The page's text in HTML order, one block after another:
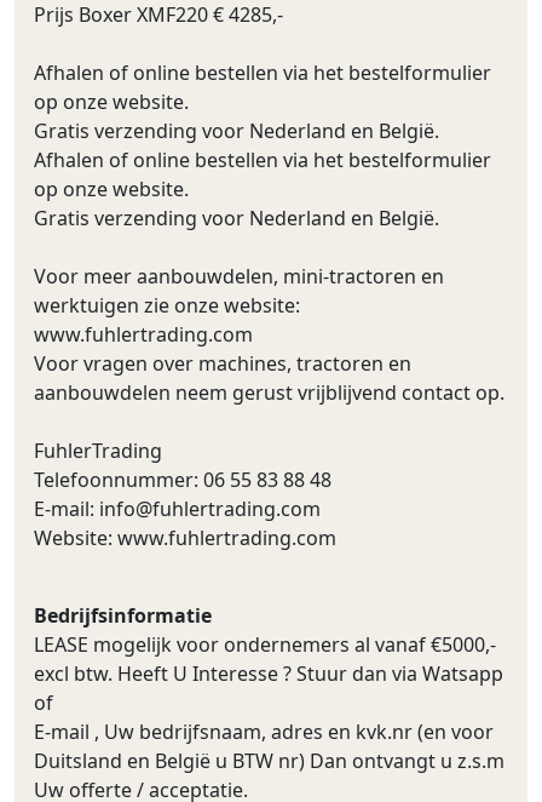
Prijs Boxer XMF220 € 4285,-
Afhalen of online bestellen via het bestelformulier
op onze website.
Gratis verzending voor Nederland en België.
Afhalen of online bestellen via het bestelformulier
op onze website.
Gratis verzending voor Nederland en België.
Voor meer aanbouwdelen, mini-tractoren en
werktuigen zie onze website:
www.fuhlertrading.com
Voor vragen over machines, tractoren en
aanbouwdelen neem gerust vrijblijvend contact op.
FuhlerTrading
Telefoonnummer: 06 55 83 88 48
E-mail: info@fuhlertrading.com
Website: www.fuhlertrading.com
Bedrijfsinformatie
LEASE mogelijk voor ondernemers al vanaf €5000,-
excl btw. Heeft U Interesse ? Stuur dan via Watsapp
of
E-mail , Uw bedrijfsnaam, adres en kvk.nr (en voor
Duitsland en België u BTW nr) Dan ontvangt u z.s.m
Uw offerte / acceptatie.